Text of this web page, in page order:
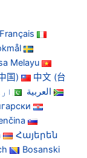
Français
Melayu
国)
中文 (台
العربية
Հայերեն
Bosanski